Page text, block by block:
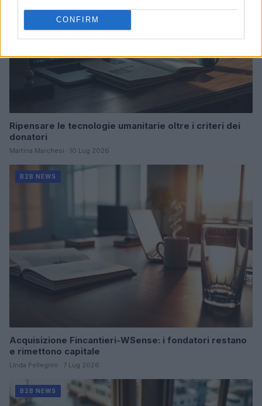
CONFIRM
Ripensare le tecnologie umanitarie oltre i criteri dei
donatori
Martina Marchesi · 10 Lug 2026
B2B NEWS
Acquisizione Fincantieri-WSense: i fondatori restano
e rimettono capitale
Linda Pellegrini · 7 Lug 2026
B2B NEWS